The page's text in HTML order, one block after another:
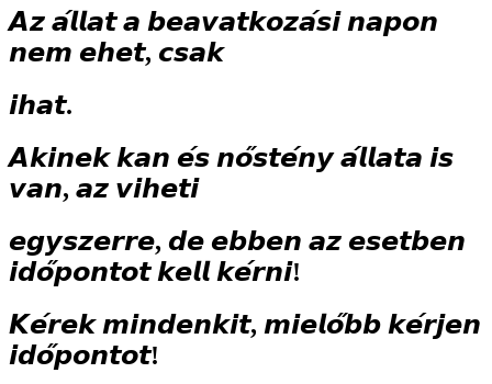
𝘼𝙯 𝙖́𝙡𝙡𝙖𝙩 𝙖 𝙗𝙚𝙖𝙫𝙖𝙩𝙠𝙤𝙯𝙖́𝙨𝙞 𝙣𝙖𝙥𝙤𝙣
𝙣𝙚𝙢 𝙚𝙝𝙚𝙩, 𝙘𝙨𝙖𝙠
𝙞𝙝𝙖𝙩.
𝘼𝙠𝙞𝙣𝙚𝙠 𝙠𝙖𝙣 𝙚́𝙨 𝙣𝙤̋𝙨𝙩𝙚́𝙣𝙮 𝙖́𝙡𝙡𝙖𝙩𝙖 𝙞𝙨
𝙫𝙖𝙣, 𝙖𝙯 𝙫𝙞𝙝𝙚𝙩𝙞
𝙚𝙜𝙮𝙨𝙯𝙚𝙧𝙧𝙚, 𝙙𝙚 𝙚𝙗𝙗𝙚𝙣 𝙖𝙯 𝙚𝙨𝙚𝙩𝙗𝙚𝙣
𝙞𝙙𝙤̋𝙥𝙤𝙣𝙩𝙤𝙩 𝙠𝙚𝙡𝙡 𝙠𝙚́𝙧𝙣𝙞!
𝙆𝙚́𝙧𝙚𝙠 𝙢𝙞𝙣𝙙𝙚𝙣𝙠𝙞𝙩, 𝙢𝙞𝙚𝙡𝙤̋𝙗𝙗 𝙠𝙚́𝙧𝙟𝙚𝙣
𝙞𝙙𝙤̋𝙥𝙤𝙣𝙩𝙤𝙩!